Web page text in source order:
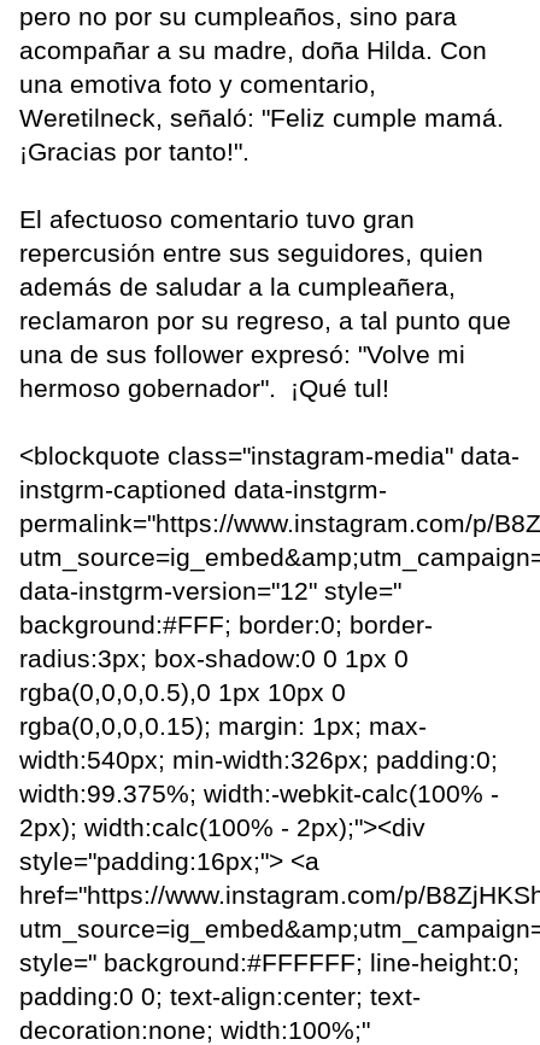
pero no por su cumpleaños, sino para
acompañar a su madre, doña Hilda. Con
una emotiva foto y comentario,
Weretilneck, señaló: "Feliz cumple mamá.
¡Gracias por tanto!".
El afectuoso comentario tuvo gran
repercusión entre sus seguidores, quien
además de saludar a la cumpleañera,
reclamaron por su regreso, a tal punto que
una de sus follower expresó: "Volve mi
hermoso gobernador". ¡Qué tul!
<blockquote class="instagram-media" data-
instgrm-captioned data-instgrm-
permalink="https://www.instagram.com/p/
data-instgrm-version="12" style="
background:#FFF; border:0; border-
radius:3px; box-shadow:0 0 1px 0
rgba(0,0,0,0.5),0 1px 10px 0
rgba(0,0,0,0.15); margin: 1px; max-
width:540px; min-width:326px; padding:0;
width:99.375%; width:-webkit-calc(100% -
2px); width:calc(100% - 2px);"><div
style="padding:16px;"> <a
href="https://www.instagram.com/p/
style=" background:#FFFFFF; line-height:0;
padding:0 0; text-align:center; text-
decoration:none; width:100%;"